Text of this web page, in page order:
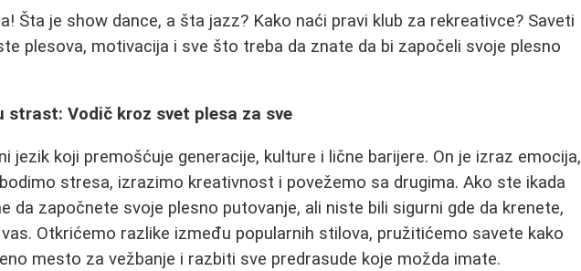
Šta je show dance, a šta jazz? Kako naći pravi klub za rekreativce? Saveti
plesova, motivacija i sve što treba da znate da bi započeli svoje plesno
strast: Vodič kroz svet plesa za sve
jezik koji premošćuje generacije, kulture i lične barijere. On je izraz emocija,
stresa, izrazimo kreativnost i povežemo sa drugima. Ako ste ikada
da započnete svoje plesno putovanje, ali niste bili sigurni gde da krenete,
Otkrićemo razlike između popularnih stilova, pružitićemo savete kako
mesto za vežbanje i razbiti sve predrasude koje možda imate.